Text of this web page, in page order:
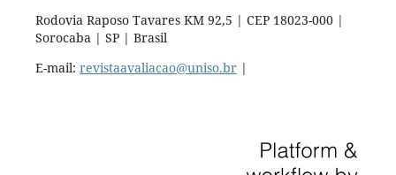
Rodovia Raposo Tavares KM 92,5 | CEP 18023-000 |
Sorocaba | SP | Brasil
E-mail: revistaavaliacao@uniso.br|